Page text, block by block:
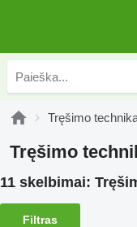
Tręšimo
Tręšimo
11 skelbimai:
Filtras